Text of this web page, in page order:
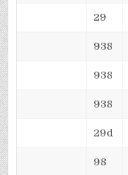
29
938
938
938
29d
98